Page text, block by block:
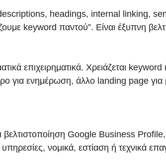
headings, internal linking,
keyword παντού”. Είναι έξυπνη
επιχειρηματικά. Χρειάζεται
για ενημέρωση, άλλο landing page για
βελτιστοποίηση Google Business
νομικά, εστίαση ή τεχνικά